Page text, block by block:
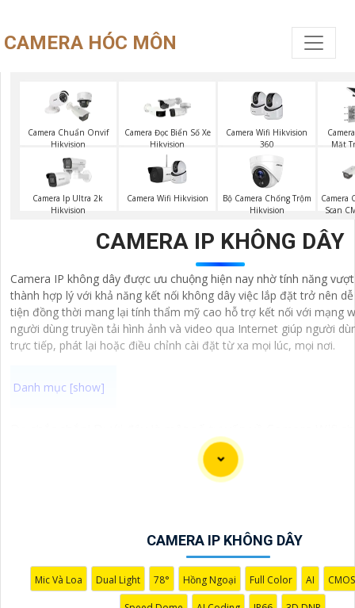
CAMERA HÓC MÔN
Camera Chuẩn Onvif
Hikvision
Camera Đọc Biển Số Xe
Hikvision
Camera Wifi Hikvision
360
Mặt
Camera Ip Ultra 2k
Hikvision
Camera Wifi Hikvision
Bộ Camera Chống Trộm
Hikvision
Camera
Scan
CAMERA IP KHÔNG DÂY
Camera IP không dây được ưu chuộng hiện nay nhờ tính năng
thành hợp lý với khả năng kết nối không dây việc lắp đặt trở nên
tiện đồng thời mang lại tính thẩm mỹ cao hỗ trợ kết nối với mạng
người dùng truyền tải hình ảnh và video qua Internet giúp người
trực tiếp, phát lại hoặc điều chỉnh cài đặt từ xa mọi lúc, mọi nơi.
**Tìm hiểu về các thương hiệu đáng tin cậy**: Nếu
mua Camera Wifi chính hãng, hãy chọn các thương hiệu
cấp hình ảnh sắc nét và chất lượng trong mọi điều kiện
3:**Chức năng theo dõi từ xa**: Chọn Camera có khả
dõi từ xa thông qua ứng dụng di động, để bạn có thể
CAMERA IP KHÔNG DÂY
Mic Và Loa Dual Light 78° Hồng Ngoại Full Color AI CMOS